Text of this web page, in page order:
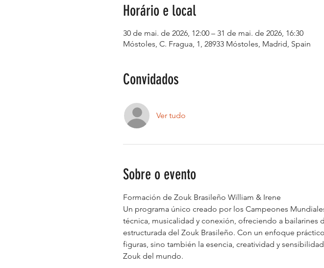
Horário e local
30 de mai. de 2026, 12:00 – 31 de mai. de 2026, 16:30
Móstoles, C. Fragua, 1, 28933 Móstoles, Madrid, Spain
Convidados
Ver tudo
Sobre o evento
Formación de Zouk Brasileño William & Irene
Un programa único creado por los Campeones
técnica, musicalidad y conexión, ofreciendo a bailarines
estructurada del Zouk Brasileño. Con un enfoque
figuras, sino también la esencia, creatividad y
Zouk del mundo.